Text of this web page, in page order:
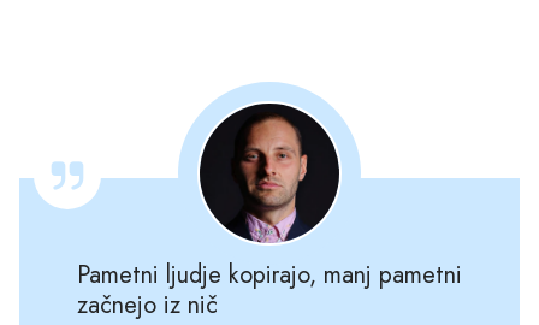
Pametni ljudje kopirajo, manj pametni
začnejo iz nič